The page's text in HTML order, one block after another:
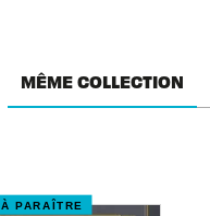
MÊME COLLECTION
À PARAÎTRE